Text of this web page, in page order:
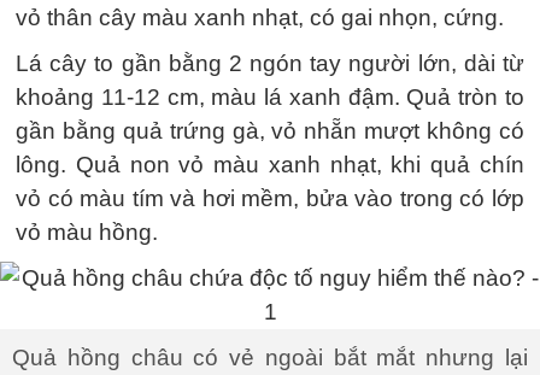
vỏ thân cây màu xanh nhạt, có gai nhọn, cứng.
Lá cây to gần bằng 2 ngón tay người lớn, dài từ
khoảng 11-12 cm, màu lá xanh đậm. Quả tròn to
gần bằng quả trứng gà, vỏ nhẵn mượt không có
lông. Quả non vỏ màu xanh nhạt, khi quả chín
vỏ có màu tím và hơi mềm, bửa vào trong có lớp
vỏ màu hồng.
Quả hồng châu có vẻ ngoài bắt mắt nhưng lại